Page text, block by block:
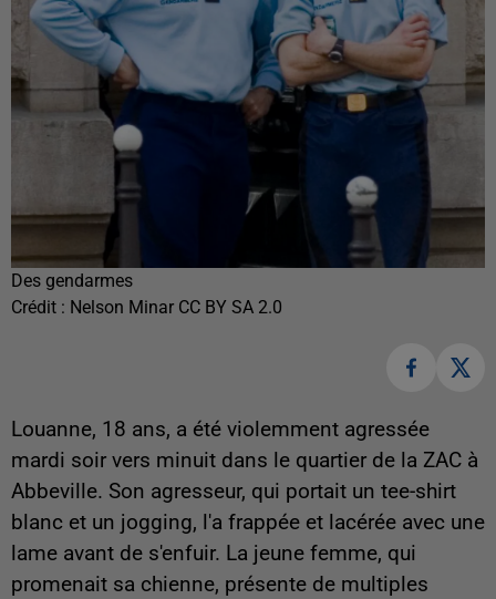
Des gendarmes
Crédit : Nelson Minar CC BY SA 2.0
Louanne, 18 ans, a été violemment agressée
mardi soir vers minuit dans le quartier de la ZAC à
Abbeville. Son agresseur, qui portait un tee-shirt
blanc et un jogging, l'a frappée et lacérée avec une
lame avant de s'enfuir. La jeune femme, qui
promenait sa chienne, présente de multiples